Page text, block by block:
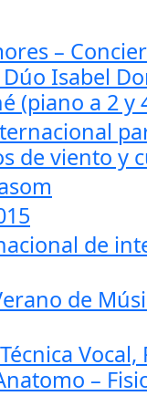
–
Isabel
(piano a 2 y
de viento y
de
de
–